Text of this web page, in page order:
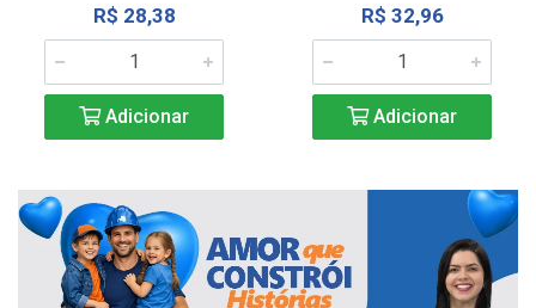
R$ 28,38
Adicionar
R$ 32,96
Adicionar